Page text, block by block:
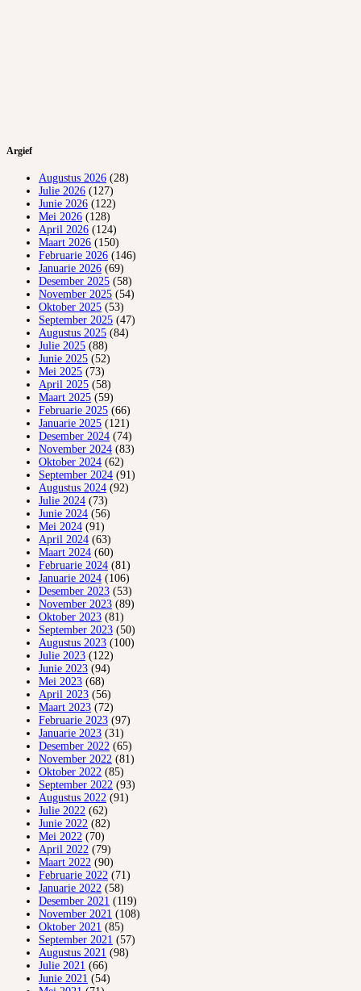
Argief
Augustus 2026 (28)
Julie 2026 (127)
Junie 2026 (122)
Mei 2026 (128)
April 2026 (124)
Maart 2026 (150)
Februarie 2026 (146)
Januarie 2026 (69)
Desember 2025 (58)
November 2025 (54)
Oktober 2025 (53)
September 2025 (47)
Augustus 2025 (84)
Julie 2025 (88)
Junie 2025 (52)
Mei 2025 (73)
April 2025 (58)
Maart 2025 (59)
Februarie 2025 (66)
Januarie 2025 (121)
Desember 2024 (74)
November 2024 (83)
Oktober 2024 (62)
September 2024 (91)
Augustus 2024 (92)
Julie 2024 (73)
Junie 2024 (56)
Mei 2024 (91)
April 2024 (63)
Maart 2024 (60)
Februarie 2024 (81)
Januarie 2024 (106)
Desember 2023 (53)
November 2023 (89)
Oktober 2023 (81)
September 2023 (50)
Augustus 2023 (100)
Julie 2023 (122)
Junie 2023 (94)
Mei 2023 (68)
April 2023 (56)
Maart 2023 (72)
Februarie 2023 (97)
Januarie 2023 (31)
Desember 2022 (65)
November 2022 (81)
Oktober 2022 (85)
September 2022 (93)
Augustus 2022 (91)
Julie 2022 (62)
Junie 2022 (82)
Mei 2022 (70)
April 2022 (79)
Maart 2022 (90)
Februarie 2022 (71)
Januarie 2022 (58)
Desember 2021 (119)
November 2021 (108)
Oktober 2021 (85)
September 2021 (57)
Augustus 2021 (98)
Julie 2021 (66)
Junie 2021 (54)